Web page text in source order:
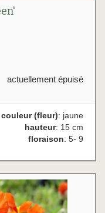
actuellement épuisé
couleur (fleur): jaune
hauteur: 15 cm
floraison: 5- 9